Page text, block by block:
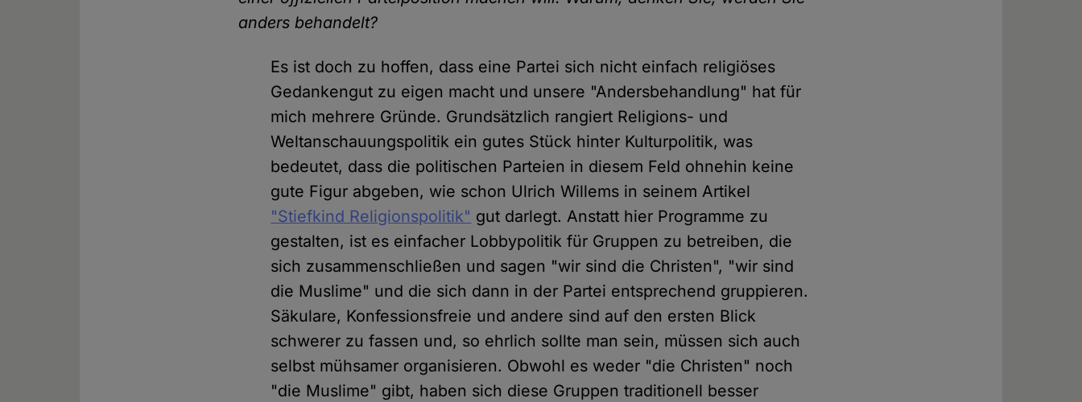
anders behandelt?
Es ist doch zu hoffen, dass eine Partei sich nicht einfach religiöses
Gedankengut zu eigen macht und unsere "Andersbehandlung" hat für
mich mehrere Gründe. Grundsätzlich rangiert Religions- und
Weltanschauungspolitik ein gutes Stück hinter Kulturpolitik, was
bedeutet, dass die politischen Parteien in diesem Feld ohnehin keine
gute Figur abgeben, wie schon Ulrich Willems in seinem Artikel
"Stiefkind Religionspolitik" gut darlegt. Anstatt hier Programme zu
gestalten, ist es einfacher Lobbypolitik für Gruppen zu betreiben, die
sich zusammenschließen und sagen "wir sind die Christen", "wir sind
die Muslime" und die sich dann in der Partei entsprechend gruppieren.
Säkulare, Konfessionsfreie und andere sind auf den ersten Blick
schwerer zu fassen und, so ehrlich sollte man sein, müssen sich auch
selbst mühsamer organisieren. Obwohl es weder "die Christen" noch
"die Muslime" gibt, haben sich diese Gruppen traditionell besser